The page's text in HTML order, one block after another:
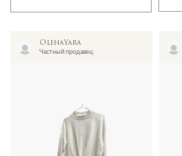
OlenaYara
Частный продавец